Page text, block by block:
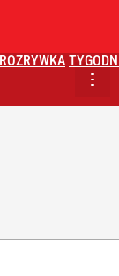
ROZRYWKA